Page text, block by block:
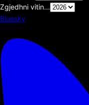
Zgjedhni vitin...
Bluesky